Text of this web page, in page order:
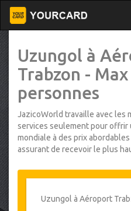
Uzungol à
Trabzon -
personnes
JazicoWorld travaille avec les
services seulement pour offrir
mondiale à des prix
assurant de recevoir le plus
Uzungol à Aéroport